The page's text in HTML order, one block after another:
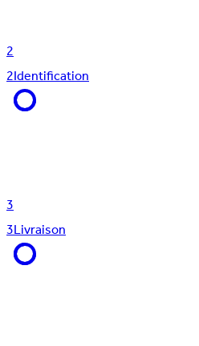
2
2Identification
3
3Livraison